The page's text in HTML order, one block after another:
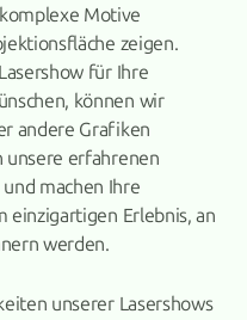
komplexe Motive
zeigen.
für Ihre
können wir
andere Grafiken
unsere erfahrenen
machen Ihre
einzigartigen Erlebnis, an
werden.
unserer Lasershows